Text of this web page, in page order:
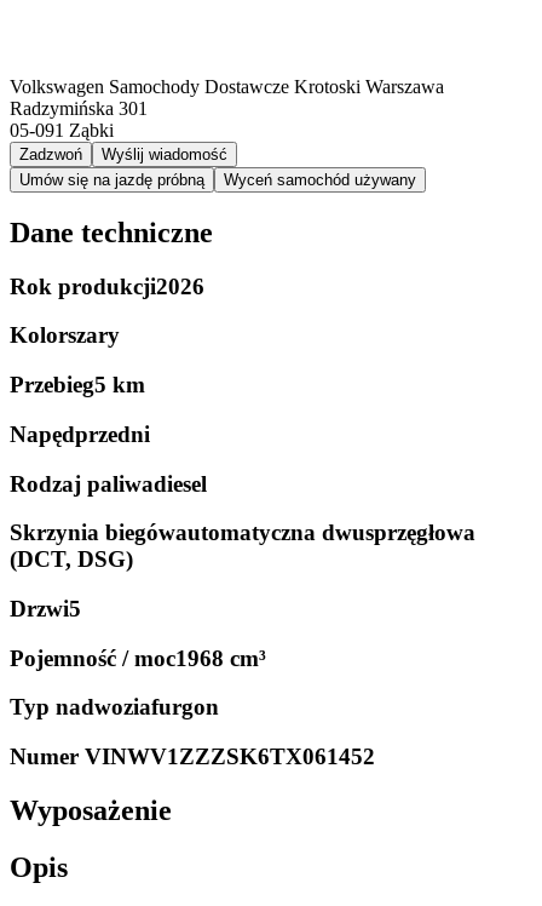
Volkswagen Samochody Dostawcze Krotoski Warszawa
Radzymińska 301
05-091 Ząbki
Zadzwoń
Wyślij wiadomość
Umów się na jazdę próbną
Wyceń samochód używany
Dane techniczne
Rok produkcji2026
Kolorszary
Przebieg5 km
Napędprzedni
Rodzaj paliwadiesel
Skrzynia biegówautomatyczna dwusprzęgłowa
(DCT, DSG)
Drzwi5
Pojemność / moc1968 cm³
Typ nadwoziafurgon
Numer VINWV1ZZZSK6TX061452
Wyposażenie
Opis